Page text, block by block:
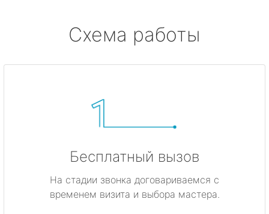
Схема работы
Бесплатный вызов
На стадии звонка договариваемся с
временем визита и выбора мастера.